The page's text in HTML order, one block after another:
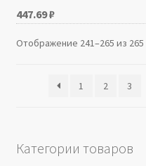
447.69₽
Отображение 241–265 из 265
1 2 3
Категории товаров